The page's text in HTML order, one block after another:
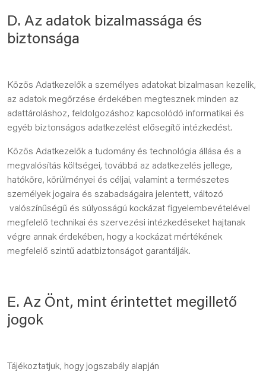
D. Az adatok bizalmassága és
biztonsága
Közös Adatkezelők a személyes adatokat bizalmasan kezelik,
az adatok megőrzése érdekében megtesznek minden az
adattároláshoz, feldolgozáshoz kapcsolódó informatikai és
egyéb biztonságos adatkezelést elősegítő intézkedést.
Közös Adatkezelők a tudomány és technológia állása és a
megvalósítás költségei, továbbá az adatkezelés jellege,
hatóköre, körülményei és céljai, valamint a természetes
személyek jogaira és szabadságaira jelentett, változó
valószínűségű és súlyosságú kockázat figyelembevételével
megfelelő technikai és szervezési intézkedéseket hajtanak
végre annak érdekében, hogy a kockázat mértékének
megfelelő szintű adatbiztonságot garantálják.
E. Az Önt, mint érintettet megillető
jogok
Tájékoztatjuk, hogy jogszabály alapján